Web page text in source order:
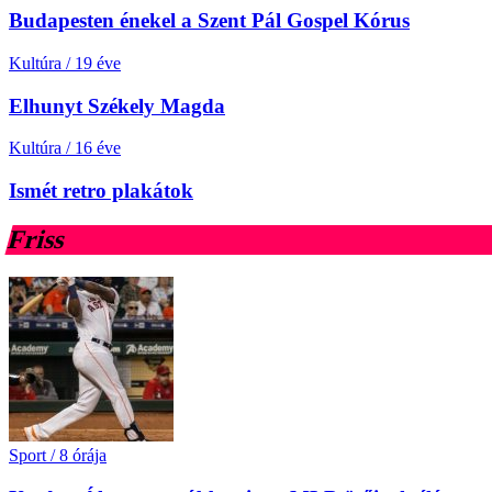
Budapesten énekel a Szent Pál Gospel Kórus
Kultúra / 19 éve
Elhunyt Székely Magda
Kultúra / 16 éve
Ismét retro plakátok
Friss
Sport / 8 órája